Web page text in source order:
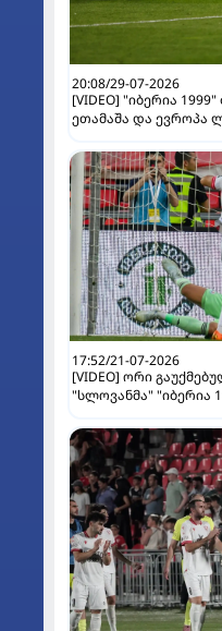
20:08/29-07-2026
[VIDEO] "იბერია
ეთამაშა და ევროპა
17:52/21-07-2026
[VIDEO] ორი
"სლოვანმა" "იბერია